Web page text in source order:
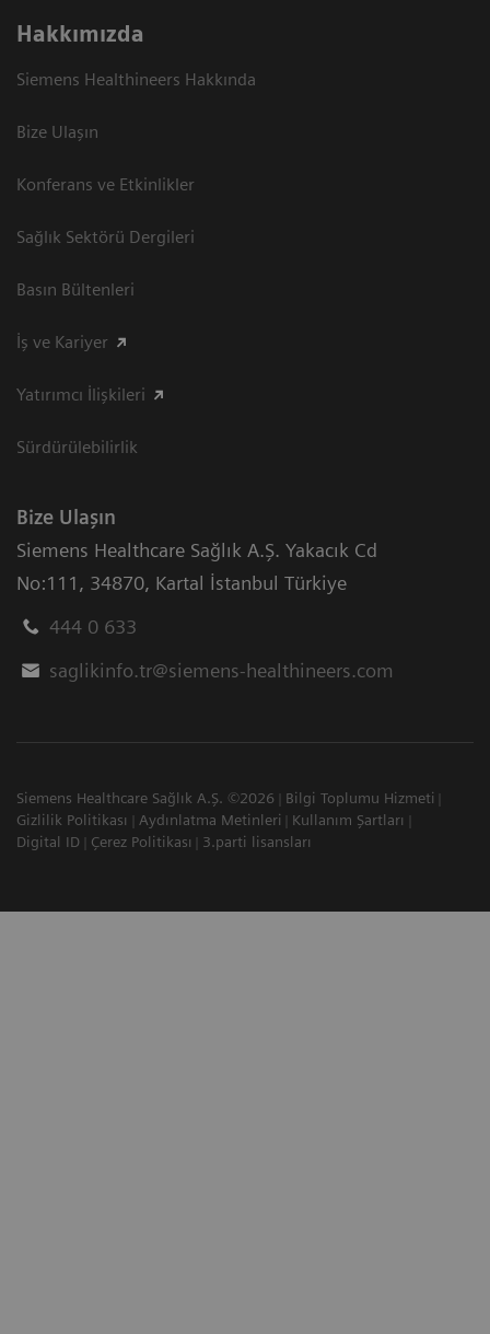
Hakkımızda
Siemens Healthineers Hakkında
Bize Ulaşın
Konferans ve Etkinlikler
Sağlık Sektörü Dergileri
Basın Bültenleri
İş ve Kariyer
Yatırımcı İlişkileri
Sürdürülebilirlik
Bize Ulaşın
Siemens Healthcare Sağlık A.Ş. Yakacık Cd
No:111 , 34870, Kartal İstanbul Türkiye
444 0 633
saglikinfo.tr@siemens-healthineers.com
Siemens Healthcare Sağlık A.Ş. ©2026
Bilgi Toplumu Hizmeti
Gizlilik Politikası
Aydınlatma Metinleri
Kullanım Şartları
Digital ID
Çerez Politikası 3.parti lisansları